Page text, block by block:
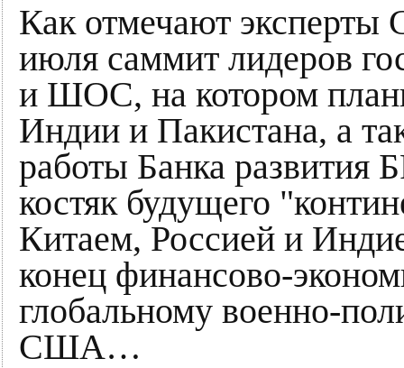
Как отмечают
июля саммит лидеров
и ШОС, на котором
Индии и Пакистана, а
работы Банка развития
костяк будущего
Китаем, Россией и
конец финансово-
глобальному военно-
США…